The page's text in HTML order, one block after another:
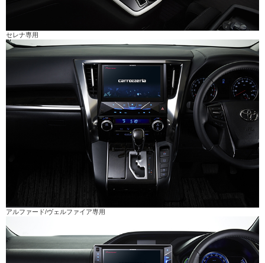
セレナ専用
アルファード/ヴェルファイア専用